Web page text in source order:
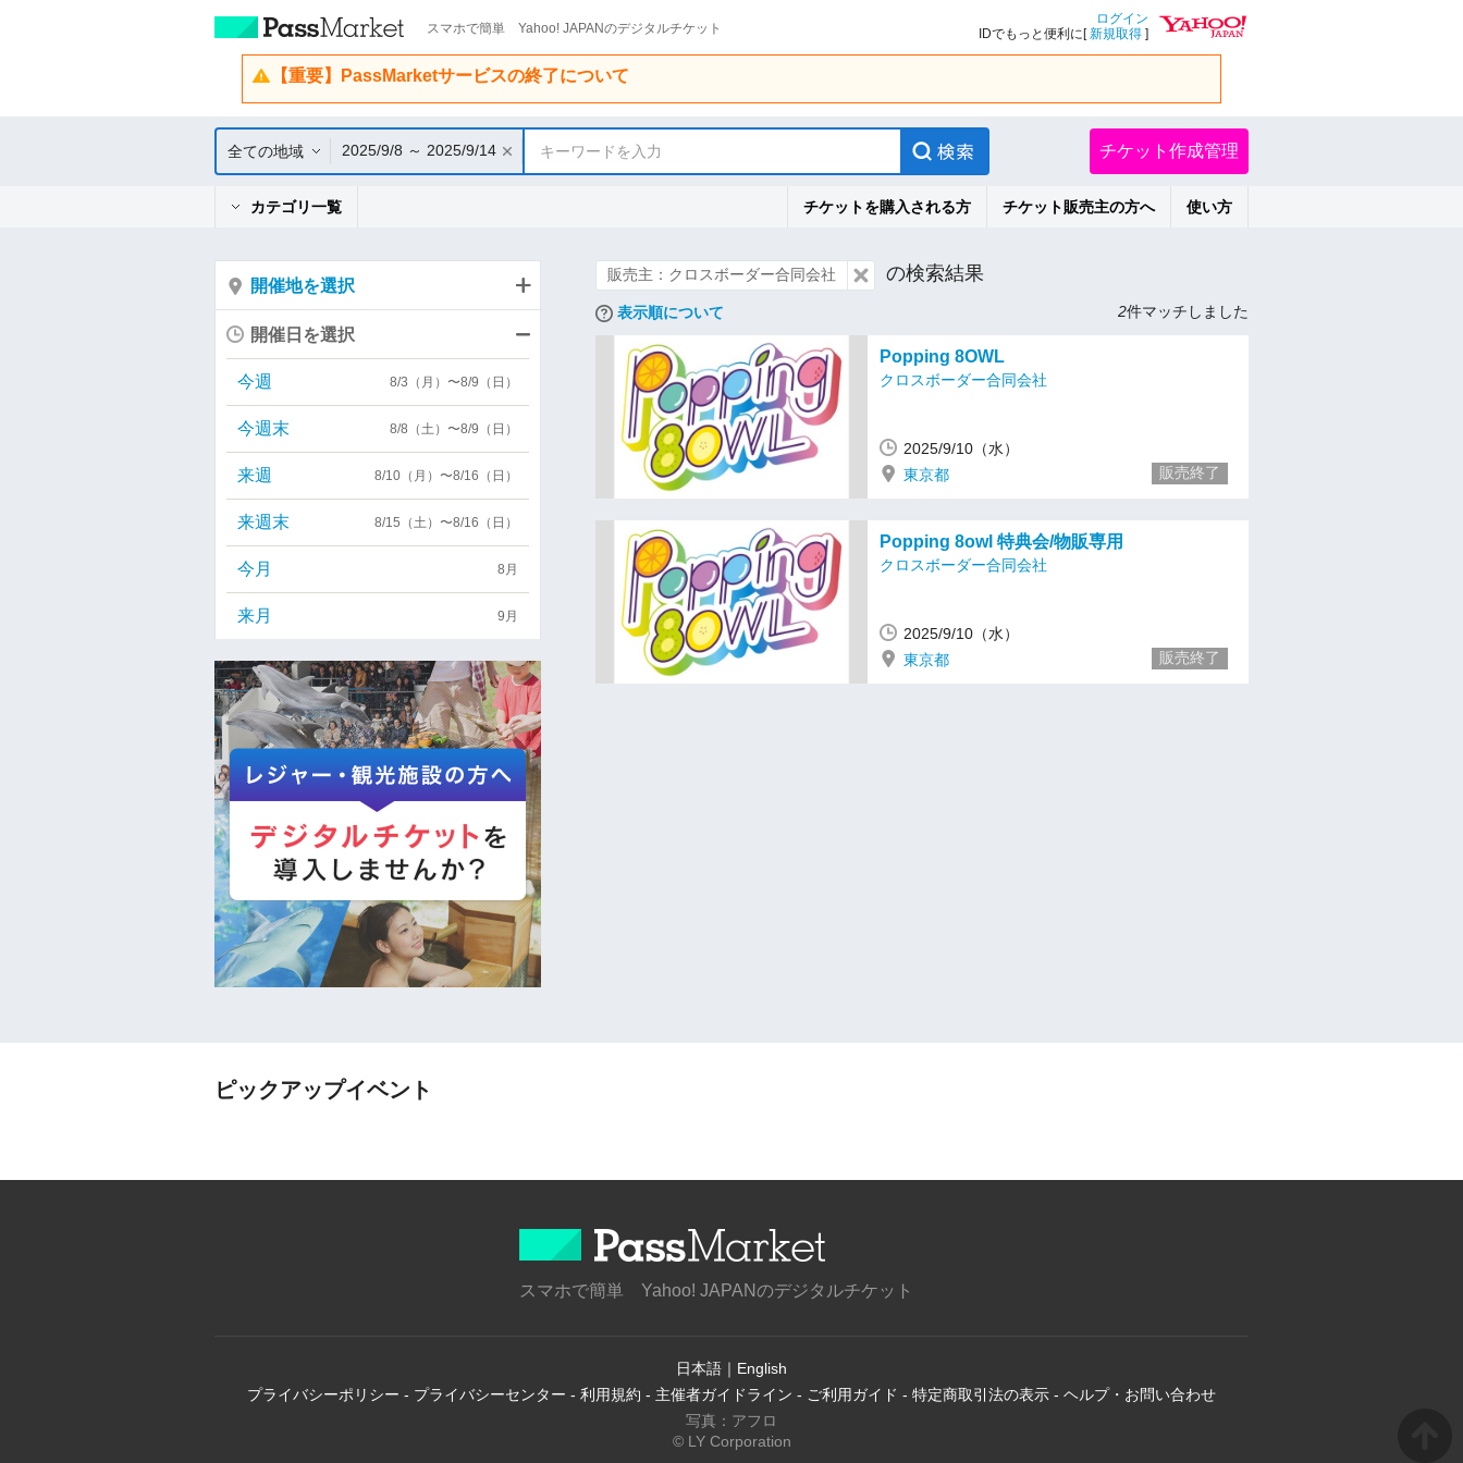
スマホで簡単 Yahoo! JAPANのデジタルチケット
ログイン
IDでもっと便利に[新規取得 ]
【重要】PassMarketサービスの終了について
全ての地域 2025/9/8 ～ 2025/9/14 キーワードを入力 チケット作成管理
カテゴリ一覧 チケットを購入される方 チケット販売主の方へ 使い方
販売主：クロスボーダー合同会社 の検索結果
表示順について 2件マッチしました
Popping 8OWL
クロスボーダー合同会社
2025/9/10（水）
東京都
販売終了
Popping 8owl 特典会/物販専用
クロスボーダー合同会社
2025/9/10（水）
東京都
販売終了
開催地を選択
開催日を選択
今週 8/3（月）〜8/9（日）
今週末 8/8（土）〜8/9（日）
来週 8/10（月）〜8/16（日）
来週末 8/15（土）〜8/16（日）
今月 8月
来月 9月
ピックアップイベント
スマホで簡単 Yahoo! JAPANのデジタルチケット
日本語 ｜ English
プライバシーポリシー - プライバシーセンター - 利用規約 - 主催者ガイドライン - ご利用ガイド - 特定商取引法の表示 - ヘルプ・お問い合わせ
写真：アフロ
© LY Corporation